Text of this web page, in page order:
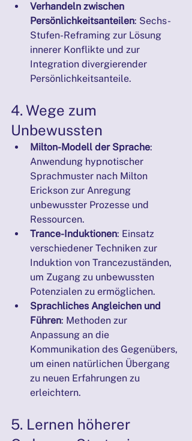
Verhandeln zwischen
Persönlichkeitsanteilen: Sechs-
Stufen-Reframing zur Lösung
innerer Konflikte und zur
Integration divergierender
Persönlichkeitsanteile.
4. Wege zum
Unbewussten
Milton-Modell der Sprache:
Anwendung hypnotischer
Sprachmuster nach Milton
Erickson zur Anregung
unbewusster Prozesse und
Ressourcen.
Trance-Induktionen: Einsatz
verschiedener Techniken zur
Induktion von Trancezuständen,
um Zugang zu unbewussten
Potenzialen zu ermöglichen.
Sprachliches Angleichen und
Führen: Methoden zur
Anpassung an die
Kommunikation des Gegenübers,
um einen natürlichen Übergang
zu neuen Erfahrungen zu
erleichtern.
5. Lernen höherer